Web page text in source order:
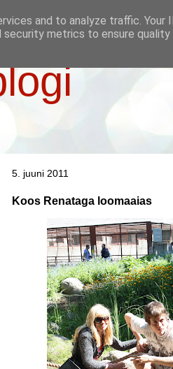
5. juuni 2011
Koos Renataga loomaaias
and to analyze traffic. Your
metrics to ensure